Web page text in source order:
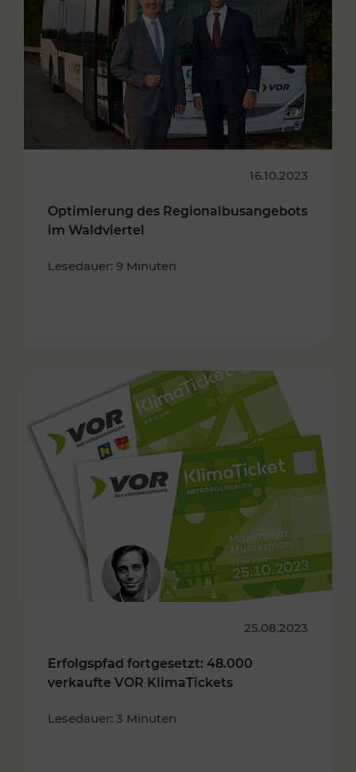
16.10.2023
Optimierung des Regionalbusangebots
im Waldviertel
Lesedauer: 9 Minuten
25.08.2023
Erfolgspfad fortgesetzt: 48.000
verkaufte VOR KlimaTickets
Lesedauer: 3 Minuten